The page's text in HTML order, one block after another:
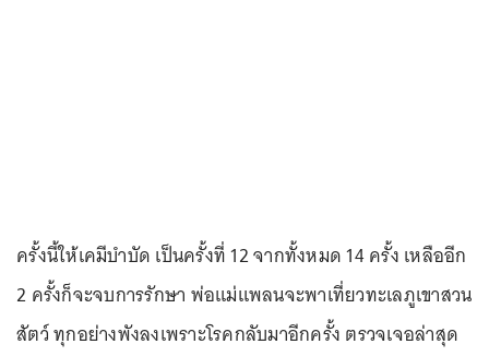
ครั้งนี้ให้เคมีบำบัด เป็นครั้งที่ 12 จากทั้งหมด 14 ครั้ง เหลืออีก
2 ครั้งก็จะจบการรักษา พ่อแม่แพลนจะพาเที่ยวทะเลภูเขาสวน
สัตว์ ทุกอย่างพังลงเพราะโรคกลับมาอีกครั้ง ตรวจเจอล่าสุด